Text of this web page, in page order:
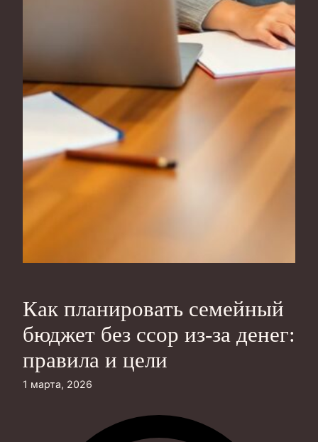
Как планировать семейный
бюджет без ссор из‑за денег:
правила и цели
1 марта, 2026